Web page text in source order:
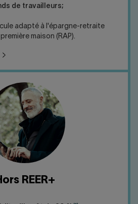
de travailleurs;
adapté à l'épargne-retraite
maison (RAP).
REER+